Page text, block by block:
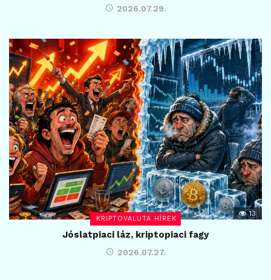
2026.07.29.
KRIPTOVALUTA HÍREK
13
Jóslatpiaci láz, kriptopiaci fagy
2026.07.27.